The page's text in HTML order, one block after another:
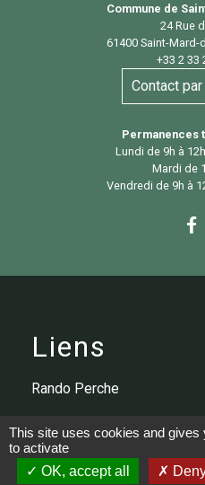
Commune de
24 Rue
61400 Saint-Mard-
+33 2 33
Contact
Permanences
Lundi de 9h à
Mardi de
Vendredi de 9h à
Liens
Rando Perche
Cinéma
Médiathèque
This site uses cookies and
to activate
OK, accept all